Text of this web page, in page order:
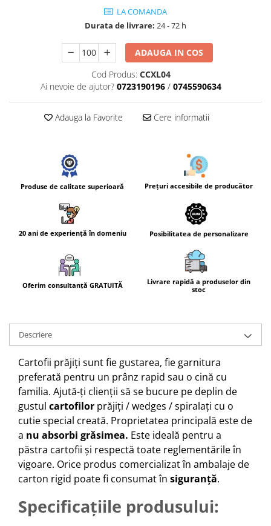
LA COMANDA
Durata de livrare: 24 - 72 h
ADAUGA IN COS
Cod Produs: CCXL04
Ai nevoie de ajutor? 0723190196 / 0745590634
Adauga la Favorite Cere informatii
Produse de calitate superioară Prețuri accesibile de producător
20 ani de experiență în domeniu Posibilitatea de personalizare
Oferim consultanță GRATUITĂ
Livrare rapidă a produselor din
stoc
Descriere
Cartofii prăjiți sunt fie gustarea, fie garnitura
preferată pentru un prânz rapid sau o cină cu
familia. Ajută-ți clienții să se bucure pe deplin de
gustul cartofilor prăjiți / wedges / spiralați cu o
cutie special creată. Proprietatea principală este de
a nu absorbi grăsimea. Este ideală pentru a
păstra cartofii și respectă toate reglementările în
vigoare. Orice produs comercializat în ambalaje de
carton rigid poate fi consumat în siguranță.
Specificațiile produsului: